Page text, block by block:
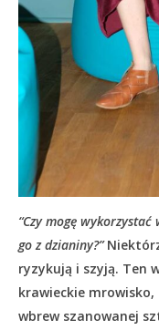
“Czy mogę
go z dzianiny?”
ryzykują i szyją. Ten
krawieckie
wbrew szanowanej